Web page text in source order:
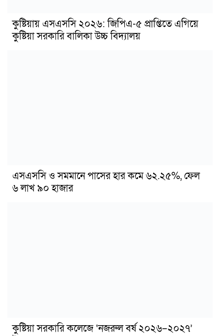
কুষ্টিয়ায় এসএসসি ২০২৬: জিপিএ-৫ প্রাপ্তিতে এগিয়ে
কুষ্টিয়া সরকারি বালিকা উচ্চ বিদ্যালয়
এসএসসি ও সমমানে পাসের হার কমে ৬২.২৫%, ফেল
৬ লাখ ৯০ হাজার
কুষ্টিয়া সরকারি কলেজে ‘নজরুল বর্ষ ২০২৬–২০২৭’